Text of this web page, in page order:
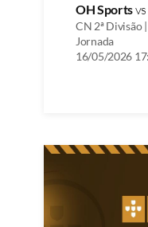
OH Sportsvs
CN 2ª Divisão
Jornada
16/05/2026